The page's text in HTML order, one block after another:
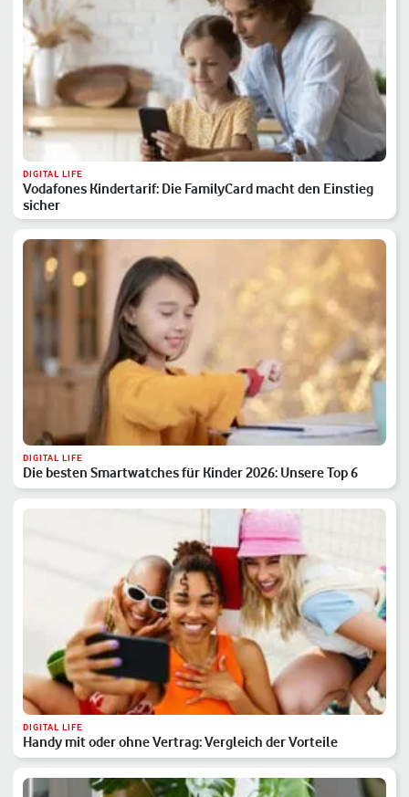
DIGITAL LIFE
Vodafones Kindertarif: Die FamilyCard macht den Einstieg
sicher
DIGITAL LIFE
Die besten Smartwatches für Kinder 2026: Unsere Top 6
DIGITAL LIFE
Handy mit oder ohne Vertrag: Vergleich der Vorteile